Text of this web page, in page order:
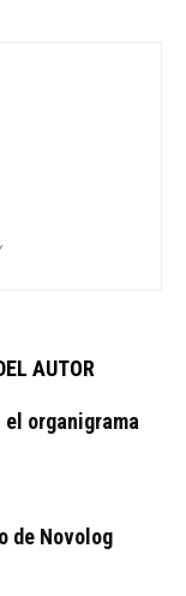
AUTOR
el organigrama
de Novolog